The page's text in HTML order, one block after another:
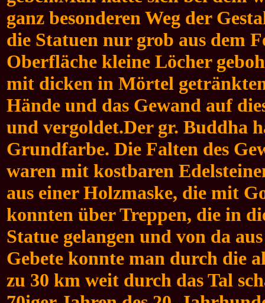
ganz besonderen Weg der
die Statuen nur grob aus dem
Oberfläche kleine Löcher
mit dicken in Mörtel
Hände und das Gewand auf
und vergoldet.Der gr. Buddha
Grundfarbe. Die Falten des
waren mit kostbaren
aus einer Holzmaske, die mit
konnten über Treppen, die in
Statue gelangen und von da
Gebete konnte man durch die
zu 30 km weit durch das Tal